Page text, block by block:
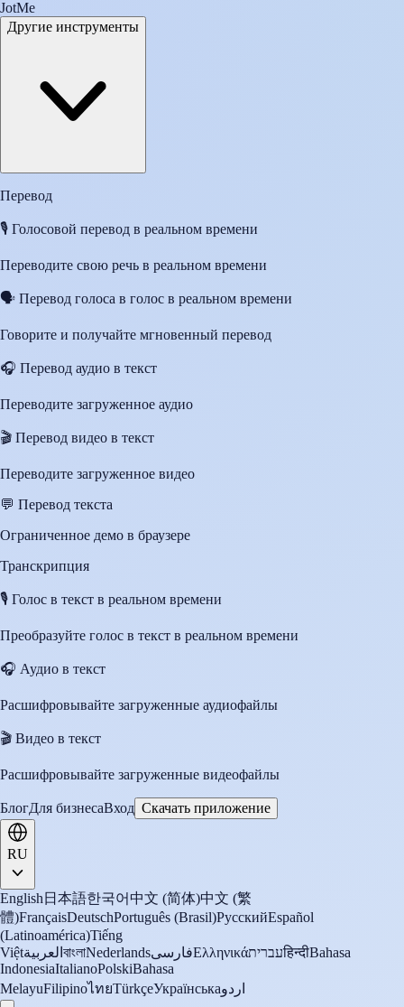
JotMe
Другие инструменты
Перевод
🎙️ Голосовой перевод в реальном времени
Переводите свою речь в реальном времени
🗣️ Перевод голоса в голос в реальном времени
Говорите и получайте мгновенный перевод
🎧 Перевод аудио в текст
Переводите загруженное аудио
🎬 Перевод видео в текст
Переводите загруженное видео
💬 Перевод текста
Ограниченное демо в браузере
Транскрипция
🎙️ Голос в текст в реальном времени
Преобразуйте голос в текст в реальном времени
🎧 Аудио в текст
Расшифровывайте загруженные аудиофайлы
🎬 Видео в текст
Расшифровывайте загруженные видеофайлы
БлогДля бизнесаВход Скачать приложение
RU
English 日本語한국어中文 (简体)中文 (繁
體)FrançaisDeutschPortuguês (Brasil)РусскийEspañol
(Latinoamérica)Tiếng
Việtالعربية বাংলাNederlandsفارسیΕλληνικάעבריתहिन्दीBahasa
IndonesiaItalianoPolskiBahasa
MelayuFilipinoไทยTürkçeУкраїнськаاردو